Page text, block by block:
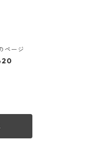
ページ